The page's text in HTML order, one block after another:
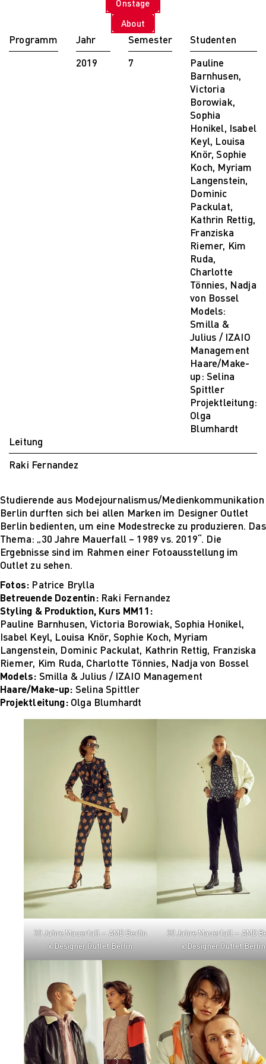
Creative
Management
Master Lecture
Fashion and Design
Fashion and Design
Studies
Vortragsreihe „Was
ist Design?
The Fabric of My
Digital and Technical
Digital and
Technical Futures
2019 Künstliche
Intelligenz
Mehr nachhaltige
algorithmische
Innovation
The next wave of
disruptive fashion
Sustainable Design
and Management
Sustainable Design
and Management
Utopie oder Realität
Ethische
Herausforderungen
Lehrpersonal
Projekte: Archiv
Presse
Jobs
Für Unternehmen
Onstage
About
Programm
Jahr
2019
Semester
7
Studenten
Pauline
Barnhusen,
Victoria
Borowiak,
Sophia
Honikel, Isabel
Keyl, Louisa
Knör, Sophie
Koch, Myriam
Langenstein,
Dominic
Packulat,
Kathrin Rettig,
Franziska
Riemer, Kim
Ruda,
Charlotte
Tönnies, Nadja
von Bossel
Models:
Smilla &
Julius / IZAIO
Management
Haare/Make-
up: Selina
Spittler
Projektleitung:
Olga
Blumhardt
Leitung
Raki Fernandez
Studierende aus Modejournalismus/Medienkommunikation
Berlin durften sich bei allen Marken im Designer Outlet
Berlin bedienten, um eine Modestrecke zu produzieren. Das
Thema: „30 Jahre Mauerfall – 1989 vs. 2019“. Die
Ergebnisse sind im Rahmen einer Fotoausstellung im
Outlet zu sehen.
Fotos: Patrice Brylla
Betreuende Dozentin:Raki Fernandez
Styling & Produktion, Kurs MM11:
Pauline Barnhusen, Victoria Borowiak, Sophia Honikel,
Isabel Keyl, Louisa Knör, Sophie Koch, Myriam
Langenstein, Dominic Packulat, Kathrin Rettig, Franziska
Riemer, Kim Ruda, Charlotte Tönnies, Nadja von Bossel
Models: Smilla & Julius / IZAIO Management
Haare/Make-up: Selina Spittler
Projektleitung:Olga Blumhardt
30 Jahre Mauerfall – AMD Berlin
x Designer Outlet Berlin
30 Jahre Mauerfall – AMD
x Designer Outlet Berlin